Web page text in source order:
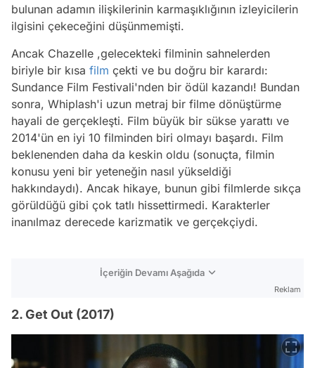
bulunan adamın ilişkilerinin karmaşıklığının izleyicilerin
ilgisini çekeceğini düşünmemişti.
Ancak Chazelle ,gelecekteki filminin sahnelerden
biriyle bir kısa film çekti ve bu doğru bir karardı:
Sundance Film Festivali'nden bir ödül kazandı! Bundan
sonra, Whiplash'i uzun metraj bir filme dönüştürme
hayali de gerçekleşti. Film büyük bir sükse yarattı ve
2014'ün en iyi 10 filminden biri olmayı başardı. Film
beklenenden daha da keskin oldu (sonuçta, filmin
konusu yeni bir yeteneğin nasıl yükseldiği
hakkındaydı). Ancak hikaye, bunun gibi filmlerde sıkça
görüldüğü gibi çok tatlı hissettirmedi. Karakterler
inanılmaz derecede karizmatik ve gerçekçiydi.
İçeriğin Devamı Aşağıda
Reklam
2. Get Out (2017)